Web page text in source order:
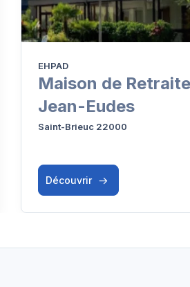
EHPAD
Maison de
Jean-Eudes
Saint-Brieuc 22000
Découvrir